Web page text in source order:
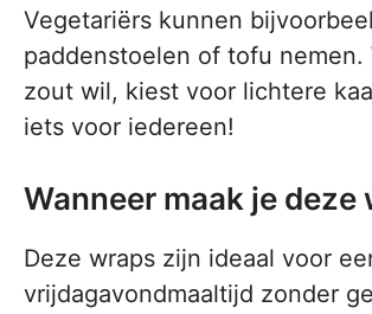
Vegetariërs kunnen
paddenstoelen of tofu nemen.
zout wil, kiest voor lichtere
iets voor iedereen!
Wanneer maak je deze
Deze wraps zijn ideaal voor
vrijdagavondmaaltijd zonder